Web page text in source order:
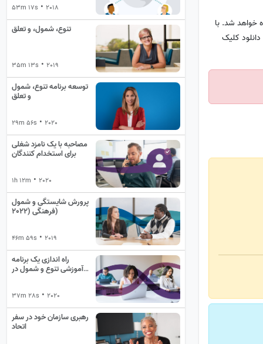
خواهد شد. با
کلیک
53m 17s •2018
تنوع، شمول، و تعلق
35m 13s •2019
توسعه برنامه تنوع، شمول
و تعلق
29m 56s •2020
مصاحبه با یک نامزد شغلی
برای استخدام کنندگان
1h 12m •2020
پرورش شایستگی و شمول
فرهنگی (2022)
46m 59s •2019
راه اندازی یک برنامه
آموزشی تنوع و شمول در
37m 28s •2020
رهبری سازمان خود در سفر
اتحاد